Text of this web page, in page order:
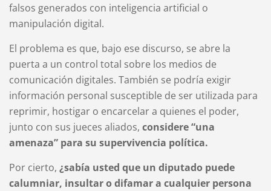
falsos generados con inteligencia artificial o
manipulación digital.
El problema es que, bajo ese discurso, se abre la
puerta a un control total sobre los medios de
comunicación digitales. También se podría exigir
información personal susceptible de ser utilizada para
reprimir, hostigar o encarcelar a quienes el poder,
junto con sus jueces aliados, considere “una
amenaza” para su supervivencia política.
Por cierto, ¿sabía usted que un diputado puede
calumniar, insultar o difamar a cualquier persona